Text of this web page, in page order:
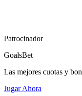
Patrocinador
GoalsBet
Las mejores cuotas y
Jugar Ahora